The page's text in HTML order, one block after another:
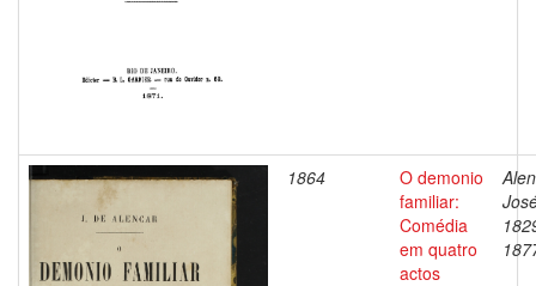
1864
O demonio
familiar:
Comédia
em quatro
actos